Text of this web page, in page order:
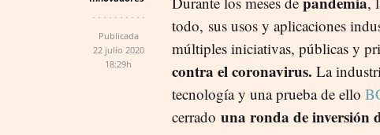
Publicada
22 julio 2020
18:29h
todo, sus usos y aplicaciones
múltiples iniciativas, públicas y
contra el coronavirus. La
tecnología y una prueba de ello
cerrado una ronda de inversión